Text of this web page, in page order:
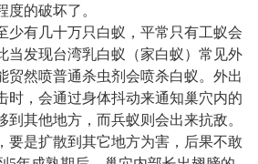
的破坏了。
少有几十万只白蚁，平常只有工蚁会
当发现台湾乳白蚁（家白蚁）常见外
贸然喷普通杀虫剂会喷杀白蚁。外出
时，会通过身体抖动来通知巢穴内的
到其他地方，而兵蚁则会出来抗敌。
要是扩散到其它地方为害，后果不敢